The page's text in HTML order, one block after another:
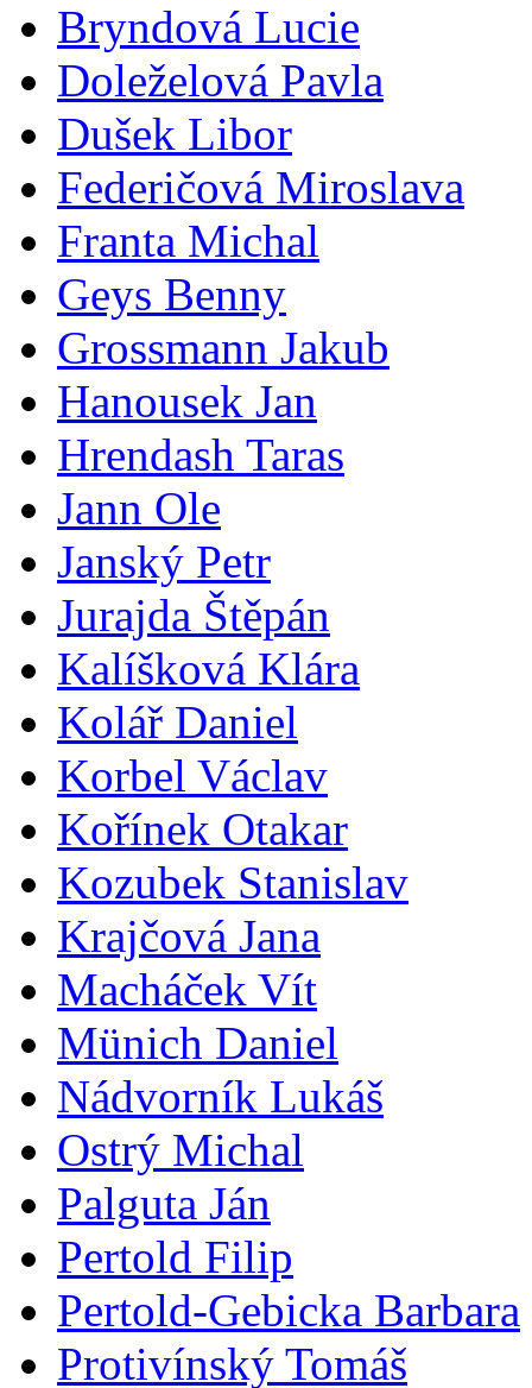
Bryndová Lucie
Doleželová Pavla
Dušek Libor
Federičová Miroslava
Franta Michal
Geys Benny
Grossmann Jakub
Hanousek Jan
Hrendash Taras
Jann Ole
Janský Petr
Jurajda Štěpán
Kalíšková Klára
Kolář Daniel
Korbel Václav
Kořínek Otakar
Kozubek Stanislav
Krajčová Jana
Macháček Vít
Münich Daniel
Nádvorník Lukáš
Ostrý Michal
Palguta Ján
Pertold Filip
Pertold-Gebicka Barbara
Protivínský Tomáš